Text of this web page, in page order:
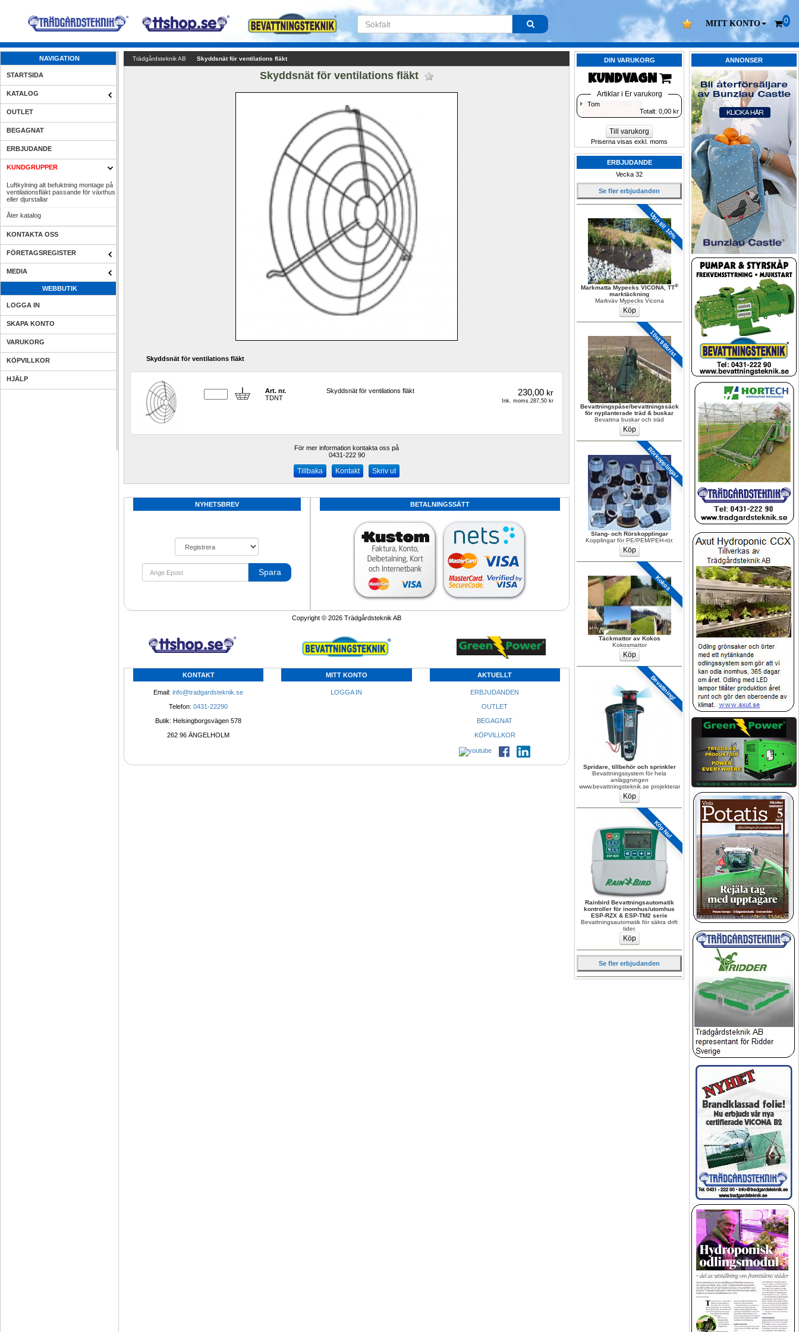
MITT KONTO 0
NAVIGATION
STARTSIDA
KATALOG
OUTLET
BEGAGNAT
ERBJUDANDE
KUNDGRUPPER
Luftkylning alt befuktning montage på
ventilationsfläkt passande för växthus
eller djurstallar
Åter katalog
KONTAKTA OSS
FÖRETAGSREGISTER
MEDIA
WEBBUTIK
LOGGA IN
SKAPA KONTO
VARUKORG
KÖPVILLKOR
HJÄLP
ANNONSER
DIN VARUKORG
KUNDVAGN
Artiklar i Er varukorg
Tom
Totalt: 0,00 kr
Till varukorg
Priserna visas exkl. moms
ERBJUDANDE
Vecka 32
Se fler erbjudanden
Upp till 10%
Markmatta Mypecks VICONA, TT®
marktäckning
Markväv Mypecks Vicona
10st 98kr/st
Bevattningspåse/bevattningssäck
för nyplanterade träd & buskar
Bevattna buskar och träd
Rörkopplingar
Slang- och Rörskopplingar
Kopplingar för PE/PEM/PEH-rör.
Kokos
Täckmattor av Kokos
Kokosmattor
Bevattning!
Spridare, tillbehör och sprinkler
Bevattningssystem för hela
anläggningen
www.bevattningsteknik.se projekterar
Köp Nu!
Rainbird Bevattningsautomatik
kontroller för inomhus/utomhus
ESP-RZX & ESP-TM2 serie
Bevattningsautomatik för säkra drift
tider.
Se fler erbjudanden
Trädgårdsteknik AB Skyddsnät för ventilations fläkt
Skyddsnät för ventilations fläkt
Skyddsnät för ventilations fläkt
Art. nr.
TDNT
Skyddsnät för ventilations fläkt 230,00kr
Ink. moms.287,50 kr
För mer information kontakta oss på
0431-222 90
Kontakt Skriv ut
NYHETSBREV
Spara
BETALNINGSSÄTT
Copyright © 2026 Trädgårdsteknik AB
KONTAKT
Email: info@tradgardsteknik.se
Telefon: 0431-22290
Butik: Helsingborgsvägen 578
262 96 ÄNGELHOLM
MITT KONTO
LOGGA IN
AKTUELLT
ERBJUDANDEN
OUTLET
BEGAGNAT
KÖPVILLKOR